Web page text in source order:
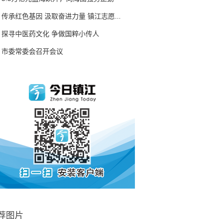
传承红色基因 汲取奋进力量 镇江志愿...
探寻中医药文化 争做国粹小传人
市委常委会召开会议
图片